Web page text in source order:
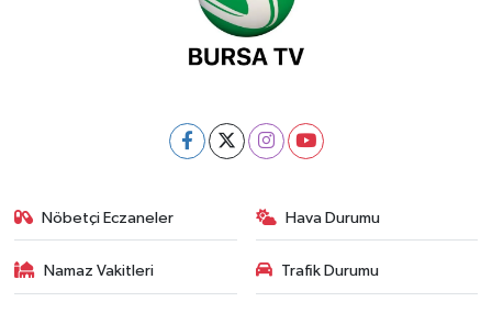
Nöbetçi Eczaneler Hava Durumu
Namaz Vakitleri Trafik Durumu